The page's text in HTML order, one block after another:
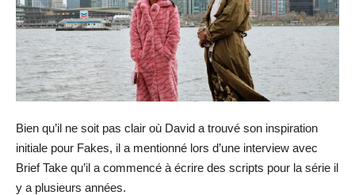
Bien qu’il ne soit pas clair où David a trouvé son inspiration
initiale pour Fakes, il a mentionné lors d’une interview avec
Brief Take qu’il a commencé à écrire des scripts pour la série il
y a plusieurs années.